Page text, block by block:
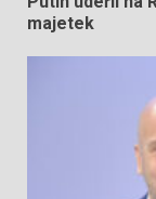
majetek